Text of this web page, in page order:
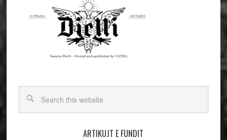
ARTIKUJT E FUNDIT